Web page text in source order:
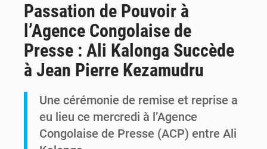
Comment des milliers d’Africains protègent et font fructifier leur argent avec l’USDT
Passation de Pouvoir à
l’Agence Congolaise de
Presse : Ali Kalonga Succède
à Jean Pierre Kezamudru
Une cérémonie de remise et reprise a
eu lieu ce mercredi à l’Agence
Congolaise de Presse (ACP) entre Ali